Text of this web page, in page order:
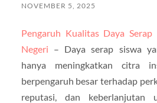
NOVEMBER 5, 2025
Pengaruh Kualitas Daya
Negeri – Daya serap siswa
hanya meningkatkan citra
berpengaruh besar terhadap
reputasi, dan keberlanjutan